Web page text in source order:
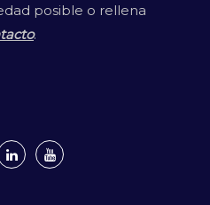
posible o rellena
.